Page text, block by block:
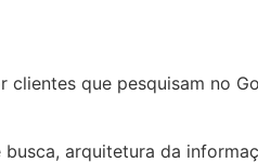
que pesquisam no
arquitetura da